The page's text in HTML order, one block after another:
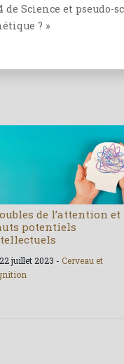
Science et
? »
de l’attention et
potentiels
juillet 2023 -Cerveau et